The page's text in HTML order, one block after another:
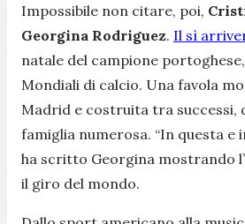
Impossibile non citare, poi,
Georgina Rodriguez. Il sì
natale del campione
Mondiali di calcio. Una favola
Madrid e costruita tra successi,
famiglia numerosa. “In questa e
ha scritto Georgina mostrando
il giro del mondo.